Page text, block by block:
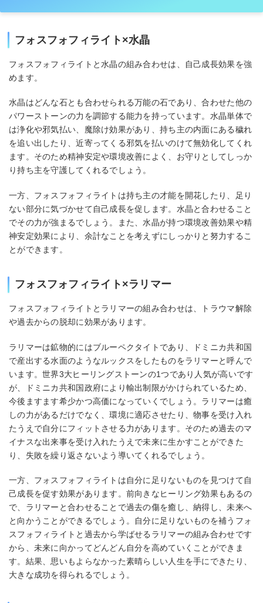
フォスフォフィライト×水晶
フォスフォフィライトと水晶の組み合わせは、自己成長効果を強
めます。
水晶はどんな石とも合わせられる万能の石であり、合わせた他の
パワーストーンの力を調節する能力を持っています。水晶単体で
は浄化や邪気払い、魔除け効果があり、持ち主の内面にある穢れ
を追い出したり、近寄ってくる邪気を払いのけて無効化してくれ
ます。そのため精神安定や環境改善によく、お守りとしてしっか
り持ち主を守護してくれるでしょう。
一方、フォスフォフィライトは持ち主の才能を開花したり、足り
ない部分に気づかせて自己成長を促します。水晶と合わせること
でその力が強まるでしょう。また、水晶が持つ環境改善効果や精
神安定効果により、余計なことを考えずにしっかりと努力するこ
とができます。
フォスフォフィライト×ラリマー
フォスフォフィライトとラリマーの組み合わせは、トラウマ解除
や過去からの脱却に効果があります。
ラリマーは鉱物的にはブルーペクタイトであり、ドミニカ共和国
で産出する水面のようなルックスをしたものをラリマーと呼んで
います。世界3大ヒーリングストーンの1つであり人気が高いです
が、ドミニカ共和国政府により輸出制限がかけられているため、
今後ますます希少かつ高価になっていくでしょう。ラリマーは癒
しの力があるだけでなく、環境に適応させたり、物事を受け入れ
たうえで自分にフィットさせる力があります。そのため過去のマ
イナスな出来事を受け入れたうえで未来に生かすことができた
り、失敗を繰り返さないよう導いてくれるでしょう。
一方、フォスフォフィライトは自分に足りないものを見つけて自
己成長を促す効果があります。前向きなヒーリング効果もあるの
で、ラリマーと合わせることで過去の傷を癒し、納得し、未来へ
と向かうことができるでしょう。自分に足りないものを補うフォ
スフォフィライトと過去から学ばせるラリマーの組み合わせです
から、未来に向かってどんどん自分を高めていくことができま
す。結果、思いもよらなかった素晴らしい人生を手にできたり、
大きな成功を得られるでしょう。